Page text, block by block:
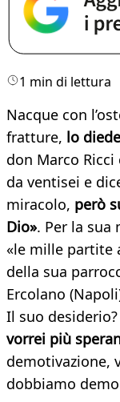
1 min di lettura
Nacque con
fratture, lo
don Marco
da ventisei e
miracolo, però
Dio». Per la
«le mille partite
della sua
Ercolano
Il suo desiderio?
vorrei più
demotivazione,
dobbiamo